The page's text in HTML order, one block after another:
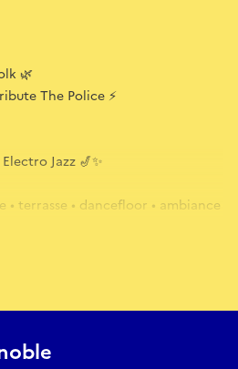
🌿
The Police ⚡
Jazz 🎷✨
• terrasse • dancefloor • ambiance
chiller ou danser jusqu’au bout